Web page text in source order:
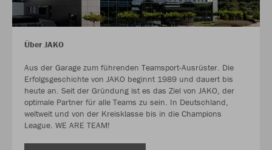
Über JAKO
Aus der Garage zum führenden Teamsport-Ausrüster. Die
Erfolgsgeschichte von JAKO beginnt 1989 und dauert bis
heute an. Seit der Gründung ist es das Ziel von JAKO, der
optimale Partner für alle Teams zu sein. In Deutschland,
weltweit und von der Kreisklasse bis in die Champions
League. WE ARE TEAM!